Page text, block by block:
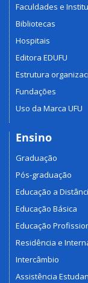
Faculdades e
Bibliotecas
Hospitais
Editora EDUFU
Estrutura
Fundações
Uso da Marca UFU
Ensino
Graduação
Pós-graduação
Educação a
Educação Básica
Educação
Residência e
Intercâmbio
Assistência